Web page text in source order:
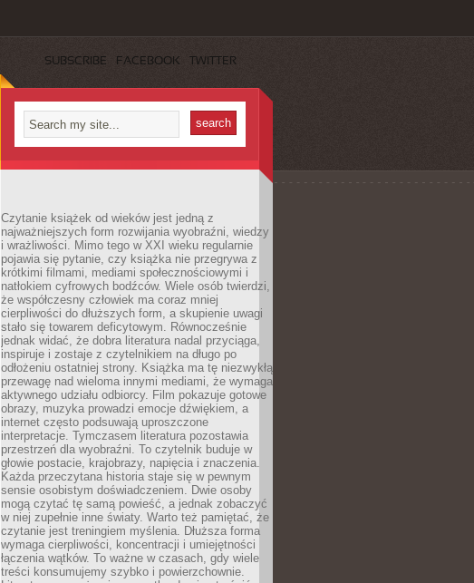
SUBSCRIBE FACEBOOK TWITTER
Czytanie książek od wieków jest jedną z
najważniejszych form rozwijania wyobraźni, wiedzy
i wrażliwości. Mimo tego w XXI wieku regularnie
pojawia się pytanie, czy książka nie przegrywa z
krótkimi filmami, mediami społecznościowymi i
natłokiem cyfrowych bodźców. Wiele osób twierdzi,
że współczesny człowiek ma coraz mniej
cierpliwości do dłuższych form, a skupienie uwagi
stało się towarem deficytowym. Równocześnie
jednak widać, że dobra literatura nadal przyciąga,
inspiruje i zostaje z czytelnikiem na długo po
odłożeniu ostatniej strony. Książka ma tę niezwykłą
przewagę nad wieloma innymi mediami, że wymaga
aktywnego udziału odbiorcy. Film pokazuje gotowe
obrazy, muzyka prowadzi emocje dźwiękiem, a
internet często podsuwają uproszczone
interpretacje. Tymczasem literatura pozostawia
przestrzeń dla wyobraźni. To czytelnik buduje w
głowie postacie, krajobrazy, napięcia i znaczenia.
Każda przeczytana historia staje się w pewnym
sensie osobistym doświadczeniem. Dwie osoby
mogą czytać tę samą powieść, a jednak zobaczyć
w niej zupełnie inne światy. Warto też pamiętać, że
czytanie jest treningiem myślenia. Dłuższa forma
wymaga cierpliwości, koncentracji i umiejętności
łączenia wątków. To ważne w czasach, gdy wiele
treści konsumujemy szybko i powierzchownie.